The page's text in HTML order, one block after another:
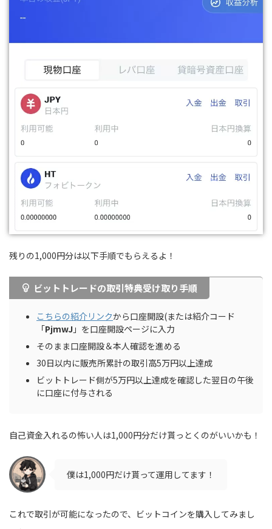
残りの1,000円分は以下手順でもらえるよ！
ビットトレードの取引特典受け取り手順
こちらの紹介リンクから口座開設(または紹介コード
「PjmwJ 」を口座開設ページに入力
そのまま口座開設＆本人確認を進める
30日以内に販売所累計の取引高5万円以上達成
ビットトレード側が5万円以上達成を確認した翌日の午後
に口座に付与される
自己資金入れるの怖い人は1,000円分だけ貰っとくのがいいかも！
僕は1,000円だけ貰って運用してます！
これで取引が可能になったので、ビットコインを購入してみまし